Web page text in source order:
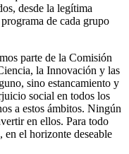
desde la legítima
de cada grupo
parte de la Comisión
la Innovación y las
sino estancamiento y
social en todos los
a estos ámbitos. Ningún
en ellos. Para todo
en el horizonte deseable